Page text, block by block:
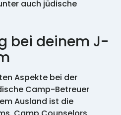
auch jüdische
bei deinem J-
Aspekte bei der
Camp-Betreuer
Ausland ist die